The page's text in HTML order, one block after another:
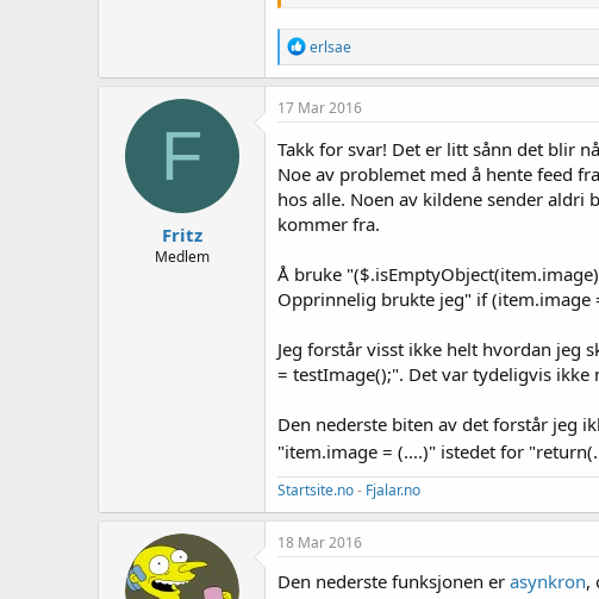
R
e
a
k
o
n
e
:
erlsae
F
Fritz
Medlem
17 Mar 2016
Takk for svar! Det er litt sånn det blir
Noe av problemet med å hente feed
hos alle. Noen av kildene sender
kommer fra.
Å bruke
Opprinnelig brukte jeg" if (item.image
Jeg forstår visst ikke helt hvordan jeg
= testImage();". Det var tydeligvis
Den nederste biten av det forstår jeg
"item.image = (....)" istedet for
Startsite.no- Fjalar.no
18 Mar 2016
Den nederste funksjonen er asynkron,